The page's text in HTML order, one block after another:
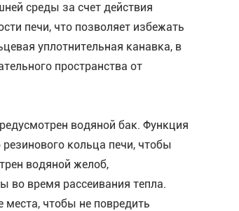
среды за счет действия
печи, что позволяет избежать
уплотнительная канавка, в
пространства от
водяной бак. Функция
кольца печи, чтобы
водяной желоб,
время рассеивания тепла.
чтобы не повредить